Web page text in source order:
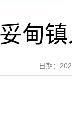
妥甸
日期：